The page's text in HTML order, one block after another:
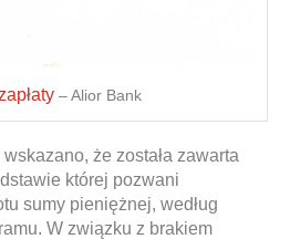
– Alior Bank
że została zawarta
której pozwani
sumy pieniężnej, według
W związku z brakiem